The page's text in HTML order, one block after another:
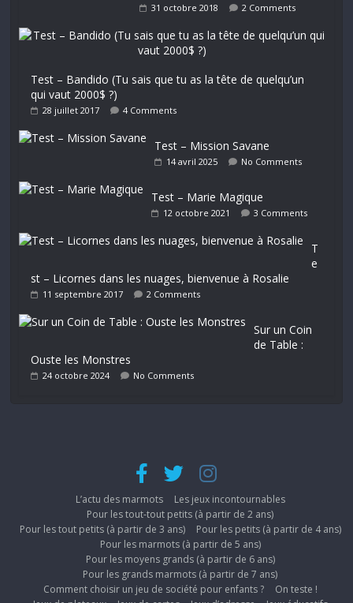
31 octobre 2018 2 Comments
Test – Bandido (Tu sais que tu as la tête de quelqu’un
qui vaut 2000$ ?)
28 juillet 2017 4 Comments
Test – Mission Savane
14 avril 2025 No Comments
Test – Marie Magique
12 octobre 2021 3 Comments
T
e
st – Licornes dans les nuages, bienvenue à Rosalie
11 septembre 2017 2 Comments
Sur un Coin
de Table :
Ouste les Monstres
24 octobre 2024 No Comments
L’actu des marmots
Les jeux incontournables
Pour les tout-tout petits (à partir de 2 ans)
Pour les tout petits (à partir de 3 ans)
Pour les petits (à partir de 4 ans)
Pour les marmots (à partir de 5 ans)
Pour les moyens grands (à partir de 6 ans)
Pour les grands marmots (à partir de 7 ans)
Comment choisir un jeu de société pour enfants ?
On teste !